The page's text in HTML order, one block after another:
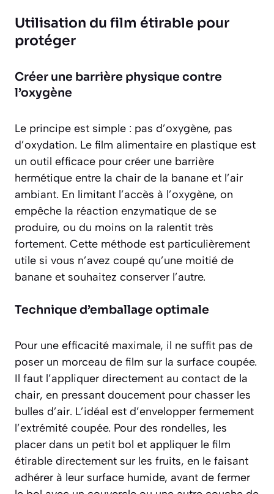
Utilisation du film étirable pour
protéger
Créer une barrière physique contre
l’oxygène
Le principe est simple : pas d’oxygène, pas
d’oxydation. Le film alimentaire en plastique est
un outil efficace pour créer une barrière
hermétique entre la chair de la banane et l’air
ambiant. En limitant l’accès à l’oxygène, on
empêche la réaction enzymatique de se
produire, ou du moins on la ralentit très
fortement. Cette méthode est particulièrement
utile si vous n’avez coupé qu’une moitié de
banane et souhaitez conserver l’autre.
Technique d’emballage optimale
Pour une efficacité maximale, il ne suffit pas de
poser un morceau de film sur la surface coupée.
Il faut l’appliquer directement au contact de la
chair, en pressant doucement pour chasser les
bulles d’air. L’idéal est d’envelopper fermement
l’extrémité coupée. Pour des rondelles, les
placer dans un petit bol et appliquer le film
étirable directement sur les fruits, en le faisant
adhérer à leur surface humide, avant de fermer